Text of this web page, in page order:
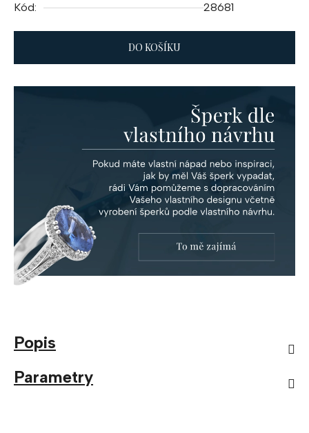
Kód:
28681
DO KOŠÍKU
Popis
Parametry